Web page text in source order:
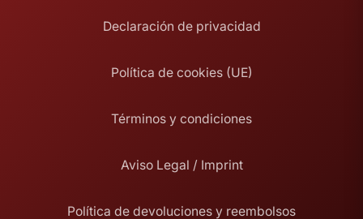
Declaración de privacidad
Política de cookies (UE)
Términos y condiciones
Aviso Legal / Imprint
Política de devoluciones y reembolsos